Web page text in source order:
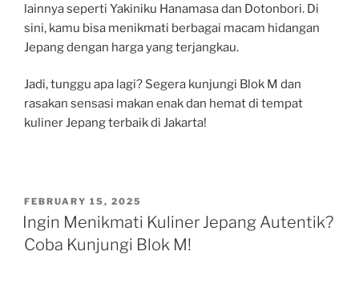
lainnya seperti Yakiniku Hanamasa dan Dotonbori. Di
sini, kamu bisa menikmati berbagai macam hidangan
Jepang dengan harga yang terjangkau.
Jadi, tunggu apa lagi? Segera kunjungi Blok M dan
rasakan sensasi makan enak dan hemat di tempat
kuliner Jepang terbaik di Jakarta!
POSTED
ON
FEBRUARY 15, 2025
Ingin Menikmati Kuliner Jepang Autentik?
Coba Kunjungi Blok M!